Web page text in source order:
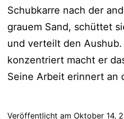
Schubkarre nach der
grauem Sand, schüttet
und verteilt den
konzentriert macht er
Seine Arbeit erinnert an
Veröffentlicht am Oktober 14,